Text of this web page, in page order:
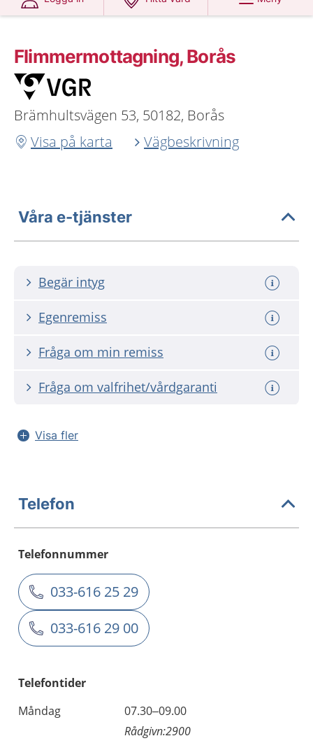
Flimmermottagning, Borås
Brämhultsvägen 53, 50182, Borås
Visa på karta
Vägbeskrivning
Våra e-tjänster
Begär intyg
Egenremiss
Fråga om min remiss
Fråga om valfrihet/vårdgaranti
Visa fler
Telefon
Telefonnummer
033-616 25 29
033-616 29 00
Telefontider
Måndag
07.30–09.00
Rådgivn:2900